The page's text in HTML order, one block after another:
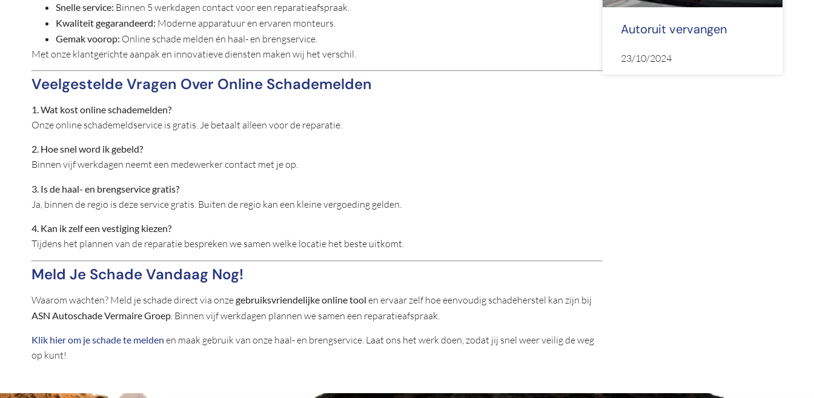
Snelle service: Binnen 5 werkdagen contact voor een reparatieafspraak.
Kwaliteit gegarandeerd: Moderne apparatuur en ervaren monteurs.
Gemak voorop: Online schade melden én haal- en brengservice.
Met onze klantgerichte aanpak en innovatieve diensten maken wij het verschil.
Veelgestelde Vragen Over Online Schademelden
1. Wat kost online schademelden?
Onze online schademeldservice is gratis. Je betaalt alleen voor de reparatie.
2. Hoe snel word ik gebeld?
Binnen vijf werkdagen neemt een medewerker contact met je op.
3. Is de haal- en brengservice gratis?
Ja, binnen de regio is deze service gratis. Buiten de regio kan een kleine vergoeding gelden.
4. Kan ik zelf een vestiging kiezen?
Tijdens het plannen van de reparatie bespreken we samen welke locatie het beste uitkomt.
Meld Je Schade Vandaag Nog!
Waarom wachten? Meld je schade direct via onzegebruiksvriendelijke online tool en ervaar zelf hoe eenvoudig schadeherstel kan zijn bij
ASN Autoschade Vermaire Groep . Binnen vijf werkdagen plannen we samen een reparatieafspraak.
Klik hier om je schade te melden en maak gebruik van onze haal- en brengservice. Laat ons het werk doen, zodat jij snel weer veilig de weg
op kunt!
Autoruit vervangen
23/10/2024